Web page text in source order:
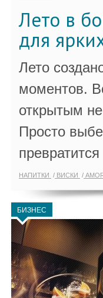
Лето в
для
Лето
моментов.
открытым
Просто
НАПИТКИ ВИСКИ
БИЗНЕС